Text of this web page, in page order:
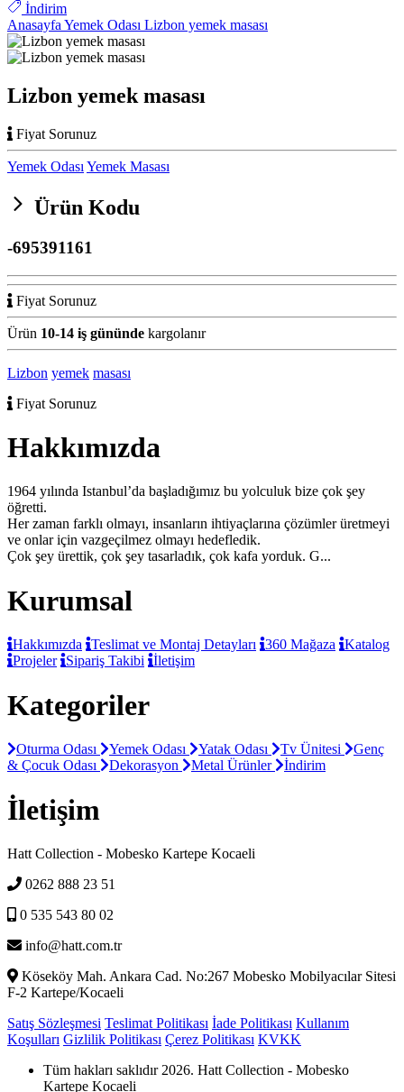
İndirim
Anasayfa Yemek Odası Lizbon yemek masası
Lizbon yemek masası
Fiyat Sorunuz
Yemek Odası Yemek Masası
Ürün Kodu
-695391161
Fiyat Sorunuz
Ürün 10-14 iş gününde kargolanır
Lizbon yemek masası
Fiyat Sorunuz
Hakkımızda
1964 yılında Istanbul’da başladığımız bu yolculuk bize çok şey
öğretti.
Her zaman farklı olmayı, insanların ihtiyaçlarına çözümler üretmeyi
ve onlar için vazgeçilmez olmayı hedefledik.
Çok şey ürettik, çok şey tasarladık, çok kafa yorduk. G...
Kurumsal
Hakkımızda Teslimat ve Montaj Detayları 360 Mağaza
Katalog
Projeler
Sipariş Takibi İletişim
Kategoriler
Oturma Odası Yemek Odası Yatak Odası Tv Ünitesi
Genç
& Çocuk Odası
Dekorasyon Metal Ürünler İndirim
İletişim
Hatt Collection - Mobesko Kartepe Kocaeli
0262 888 23 51
0 535 543 80 02
info@hatt.com.tr
Köseköy Mah. Ankara Cad. No:267 Mobesko Mobilyacılar Sitesi
F-2 Kartepe/Kocaeli
Satış Sözleşmesi Teslimat Politikası İade Politikası Kullanım
Koşulları Gizlilik Politikası Çerez Politikası KVKK
Tüm hakları saklıdır 2026. Hatt Collection - Mobesko
Kartepe Kocaeli